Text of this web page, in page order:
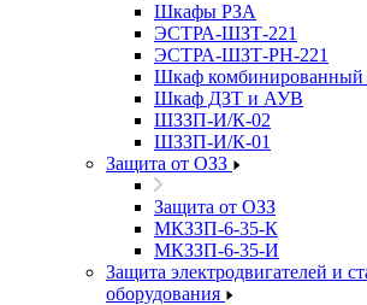
Шкафы РЗА
ЭСТРА-ШЗТ-221
ЭСТРА-ШЗТ-РН-221
Шкаф комбинированный
Шкаф ДЗТ и АУВ
ШЗЗП-И/К-02
ШЗЗП-И/К-01
Защита от ОЗЗ
Защита от ОЗЗ
МКЗЗП-6-35-К
МКЗЗП-6-35-И
Защита элеĸтродвигателей и
оборудования